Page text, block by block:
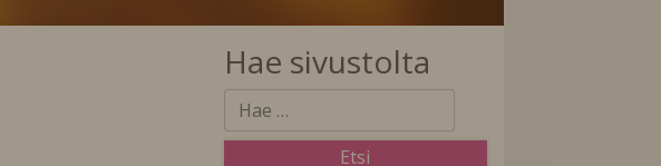
Hae sivustolta